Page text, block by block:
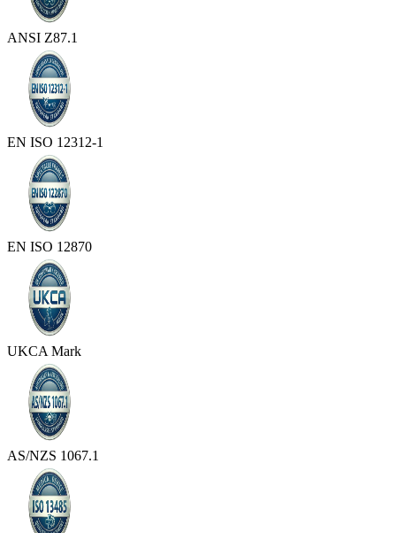
ANSI Z87.1
EN ISO 12312-1
EN ISO 12870
UKCA Mark
AS/NZS 1067.1